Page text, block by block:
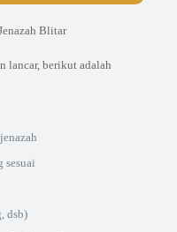
lancar, berikut adalah
sesuai
dsb)